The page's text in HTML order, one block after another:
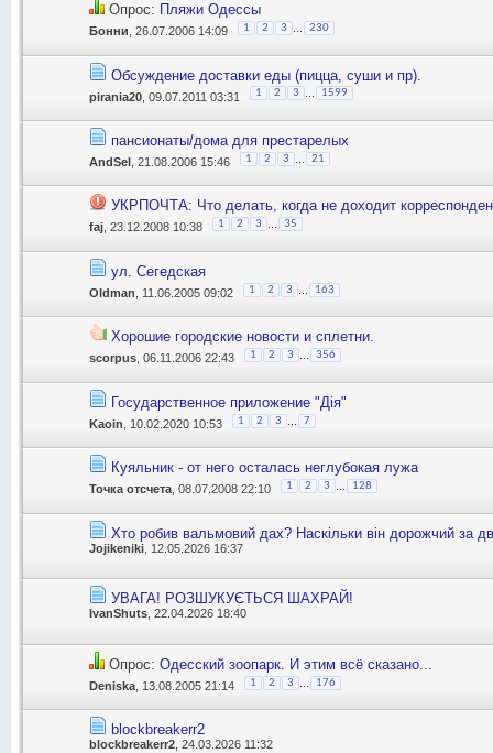
Опрос: Пляжи Одессы
Бонни , 26.07.2006 14:09 1 2 3 230
Обсуждение доставки еды (пицца, суши и пр).
pirania20 , 09.07.2011 03:31 1 2 3 1599
пансионаты/дома для престарелых
AndSel , 21.08.2006 15:46 1 2 3 21
УКРПОЧТА: Что делать, когда не доходит
faj , 23.12.2008 10:38 1 2 3 35
ул. Сегедская
Oldman , 11.06.2005 09:02 1 2 3 163
Хорошие городские новости и сплетни.
scorpus , 06.11.2006 22:43 1 2 3 356
Государственное приложение "Дія"
Kaoin , 10.02.2020 10:53 1 2 3 7
Куяльник - от него осталась неглубокая лужа
Точка отсчета , 08.07.2008 22:10 1 2 3 128
Хто робив вальмовий дах? Наскільки він дорожчий за
Jojikeniki , 12.05.2026 16:37
УВАГА! РОЗШУКУЄТЬСЯ ШАХРАЙ!
IvanShuts , 22.04.2026 18:40
Опрос: Одесский зоопарк. И этим всё сказано...
Deniska , 13.08.2005 21:14 1 2 3 176
blockbreakerr2
blockbreakerr2 , 24.03.2026 11:32